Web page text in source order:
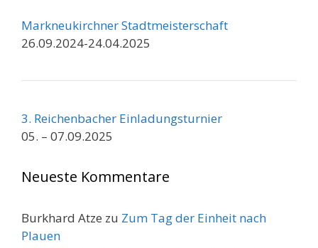
Markneukirchner Stadtmeisterschaft
26.09.2024-24.04.2025
3. Reichenbacher Einladungsturnier
05. – 07.09.2025
Neueste Kommentare
Burkhard Atze zu Zum Tag der Einheit nach
Plauen